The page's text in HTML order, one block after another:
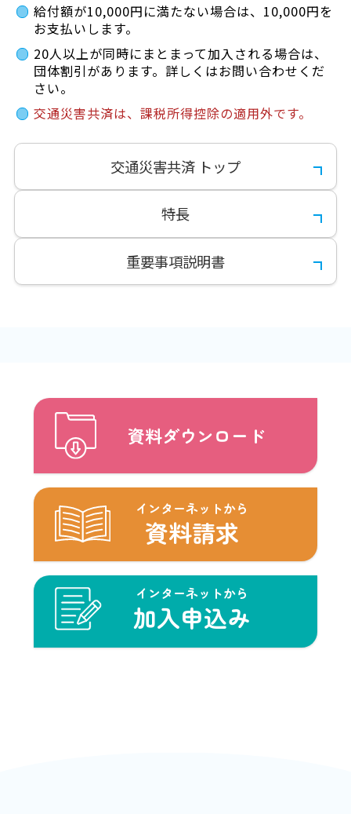
給付額が10,000円に満たない場合は、10,000円を
お支払いします。
20人以上が同時にまとまって加入される場合は、
団体割引があります。詳しくはお問い合わせくだ
さい。
交通災害共済は、課税所得控除の適用外です。
交通災害共済 トップ
特長
重要事項説明書
資料ダウンロード
インターネットから
資料請求
インターネットから
加入申込み